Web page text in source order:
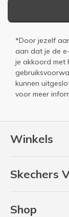
Winkels
Skechers
Shop
*Door jezelf
aan dat je de
je akkoord met
kunnen
voor meer